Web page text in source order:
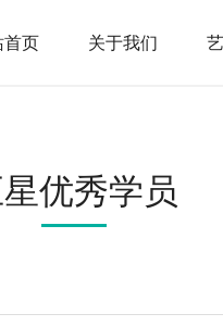
首页 关于我们
优秀学员